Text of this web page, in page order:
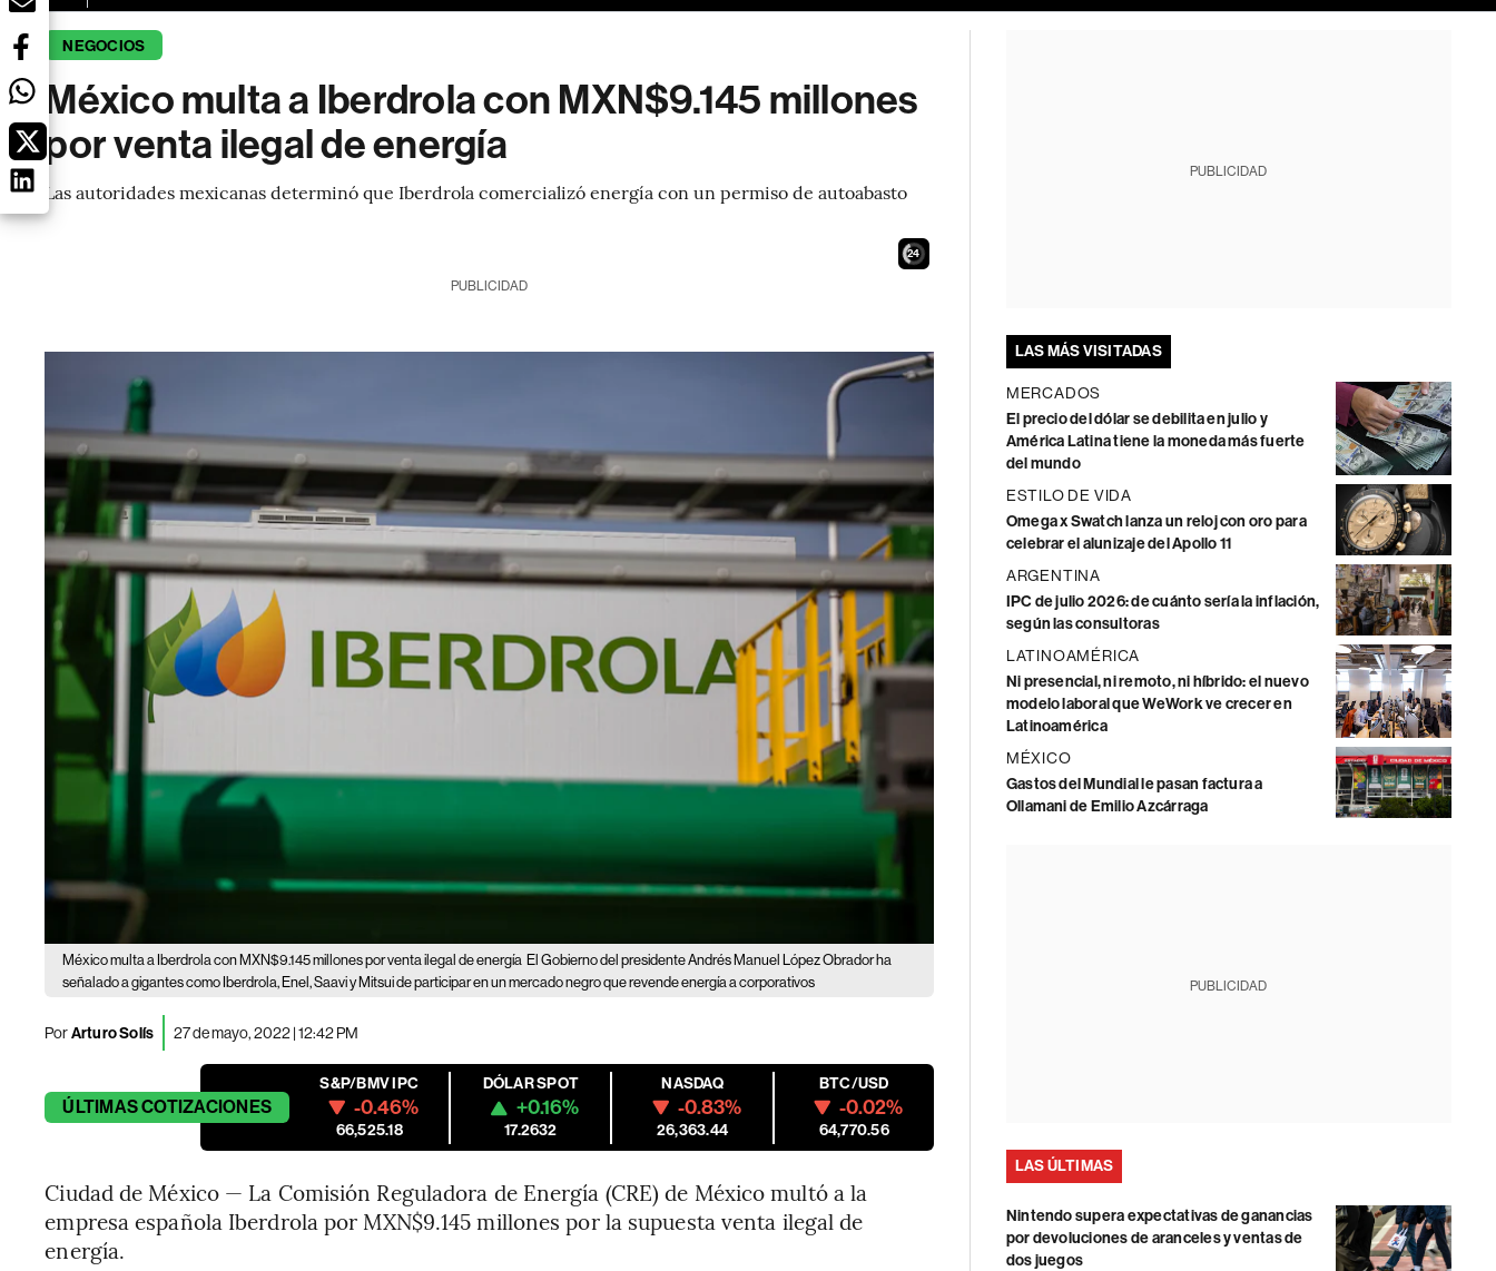
NEGOCIOS
México multa a Iberdrola con MXN$9.145 millones
por venta ilegal de energía
Las autoridades mexicanas determinó que Iberdrola comercializó energía con un permiso de autoabasto
22
PUBLICIDAD
México multa a Iberdrola con MXN$9.145 millones por venta ilegal de energía El Gobierno del presidente Andrés Manuel López Obrador ha
señalado a gigantes como Iberdrola, Enel, Saavi y Mitsui de participar en un mercado negro que revende energía a corporativos
PorArturo Solís 27 de mayo, 2022 | 12:42 PM
ÚLTIMASCOTIZACIONES
S&P/BMV IPC
-0.46%
66,525.18
DÓLAR SPOT
+0.16%
17.2632
NASDAQ
-0.83%
26,363.44
BTC/USD
-0.02%
64,770.56
Ciudad de México — La Comisión Reguladora de Energía (CRE) de México multó a la
empresa española Iberdrola por MXN$9.145 millones por la supuesta venta ilegal de
energía.
PUBLICIDAD
LAS MÁS VISITADAS
MERCADOS
El precio del dólar se debilita en julio y
América Latina tiene la moneda más fuerte
del mundo
ESTILO DE VIDA
Omega x Swatch lanza un reloj con oro para
celebrar el alunizaje del Apollo 11
ARGENTINA
IPC de julio 2026: de cuánto sería la inflación,
según las consultoras
LATINOAMÉRICA
Ni presencial, ni remoto, ni híbrido: el nuevo
modelo laboral que WeWork ve crecer en
Latinoamérica
MÉXICO
Gastos del Mundial le pasan factura a
Ollamani de Emilio Azcárraga
PUBLICIDAD
LAS ÚLTIMAS
Nintendo supera expectativas de ganancias
por devoluciones de aranceles y ventas de
dos juegos